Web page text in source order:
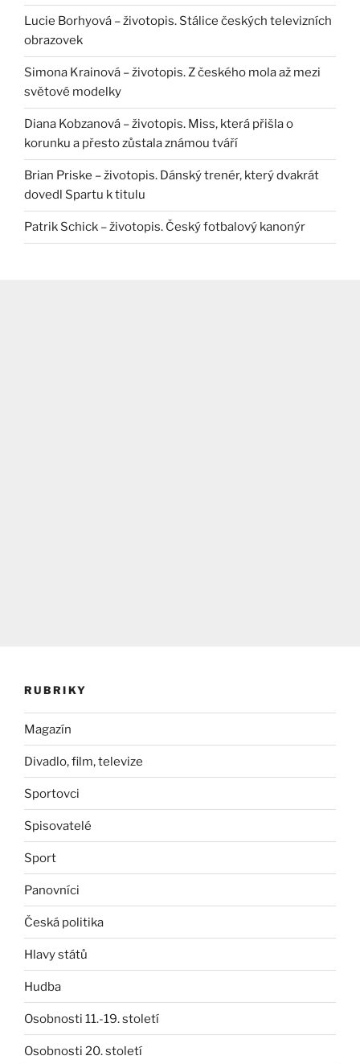
Lucie Borhyová – životopis. Stálice českých televizních
obrazovek
Simona Krainová – životopis. Z českého mola až mezi
světové modelky
Diana Kobzanová – životopis. Miss, která přišla o
korunku a přesto zůstala známou tváří
Brian Priske – životopis. Dánský trenér, který dvakrát
dovedl Spartu k titulu
Patrik Schick – životopis. Český fotbalový kanonýr
RUBRIKY
Magazín
Divadlo, film, televize
Sportovci
Spisovatelé
Sport
Panovníci
Česká politika
Hlavy států
Hudba
Osobnosti 11.-19. století
Osobnosti 20. století